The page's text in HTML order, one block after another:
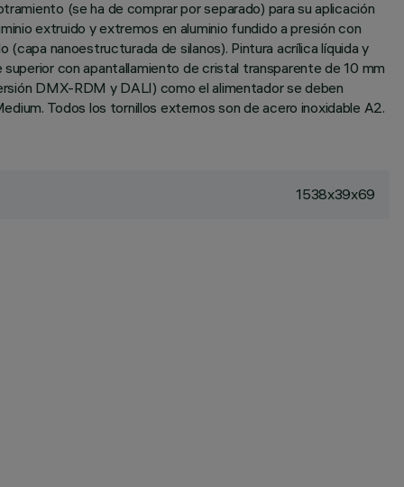
(se ha de comprar por separado) para su aplicación
extruido y extremos en aluminio fundido a presión con
nanoestructurada de silanos). Pintura acrílica líquida y
con apantallamiento de cristal transparente de 10 mm
DMX-RDM y DALI) como el alimentador se deben
Todos los tornillos externos son de acero inoxidable A2.
1538x39x69